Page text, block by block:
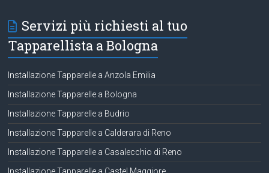
Servizi più richiesti al tuo
Tapparellista a Bologna
Installazione Tapparelle a Anzola Emilia
Installazione Tapparelle a Bologna
Installazione Tapparelle a Budrio
Installazione Tapparelle a Calderara di Reno
Installazione Tapparelle a Casalecchio di Reno
Installazione Tapparelle a Castel Maggiore